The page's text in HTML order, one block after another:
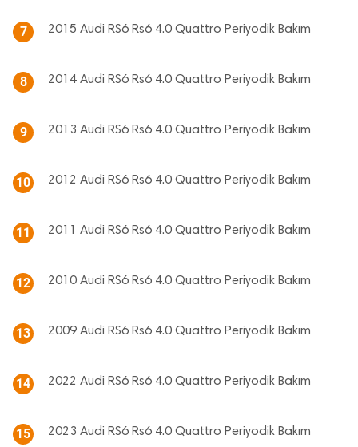
7 2015 Audi RS6 Rs6 4.0 Quattro Periyodik Bakım
8 2014 Audi RS6 Rs6 4.0 Quattro Periyodik Bakım
9 2013 Audi RS6 Rs6 4.0 Quattro Periyodik Bakım
10 2012 Audi RS6 Rs6 4.0 Quattro Periyodik Bakım
11 2011 Audi RS6 Rs6 4.0 Quattro Periyodik Bakım
12 2010 Audi RS6 Rs6 4.0 Quattro Periyodik Bakım
13 2009 Audi RS6 Rs6 4.0 Quattro Periyodik Bakım
14 2022 Audi RS6 Rs6 4.0 Quattro Periyodik Bakım
15 2023 Audi RS6 Rs6 4.0 Quattro Periyodik Bakım